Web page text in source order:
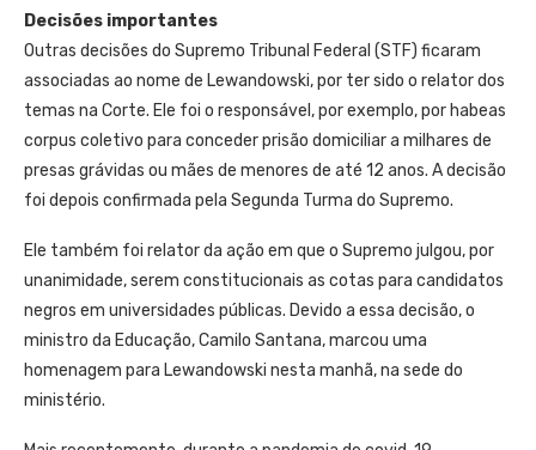
Decisões importantes
Outras decisões do Supremo Tribunal Federal (STF) ficaram
associadas ao nome de Lewandowski, por ter sido o relator dos
temas na Corte. Ele foi o responsável, por exemplo, por habeas
corpus coletivo para conceder prisão domiciliar a milhares de
presas grávidas ou mães de menores de até 12 anos. A decisão
foi depois confirmada pela Segunda Turma do Supremo.
Ele também foi relator da ação em que o Supremo julgou, por
unanimidade, serem constitucionais as cotas para candidatos
negros em universidades públicas. Devido a essa decisão, o
ministro da Educação, Camilo Santana, marcou uma
homenagem para Lewandowski nesta manhã, na sede do
ministério.